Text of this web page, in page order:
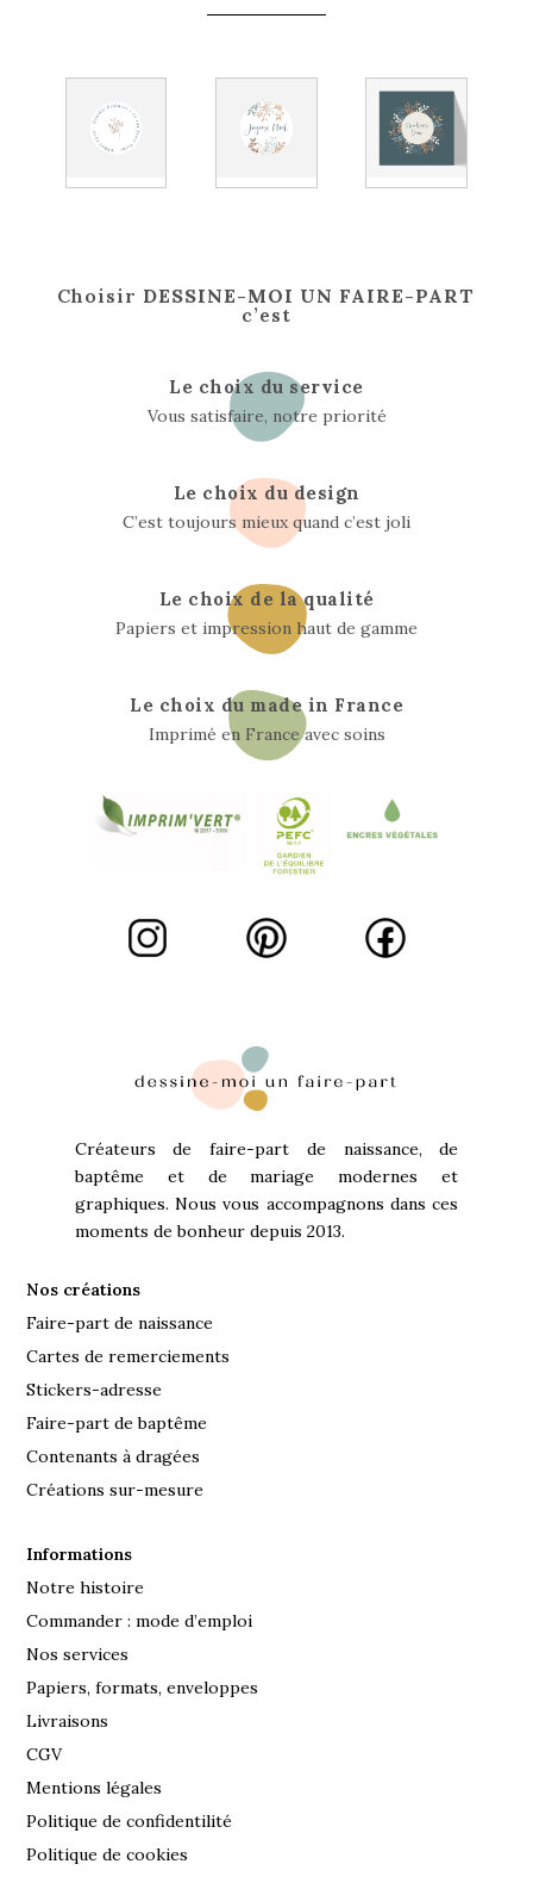
Choisir DESSINE-MOI UN FAIRE-PART
c’est
Le choix du service
Vous satisfaire, notre priorité
Le choix du design
C’est toujours mieux quand c’est joli
Le choix de la qualité
Papiers et impression haut de gamme
Le choix du made in France
Imprimé en France avec soins
Créateurs de faire-part de naissance, de
baptême et de mariage modernes et
graphiques. Nous vous accompagnons dans ces
moments de bonheur depuis 2013.
Nos créations
Faire-part de naissance
Cartes de remerciements
Stickers-adresse
Faire-part de baptême
Contenants à dragées
Créations sur-mesure
Informations
Notre histoire
Commander : mode d’emploi
Nos services
Papiers, formats, enveloppes
Livraisons
CGV
Mentions légales
Politique de confidentilité
Politique de cookies